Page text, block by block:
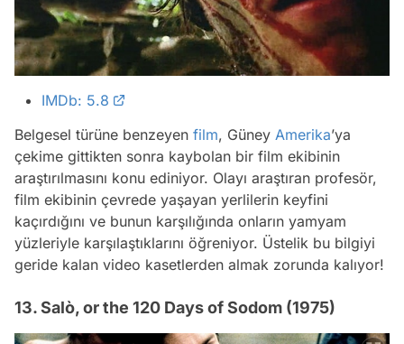
IMDb: 5.8
Belgesel türüne benzeyen film, Güney Amerika’ya
çekime gittikten sonra kaybolan bir film ekibinin
araştırılmasını konu ediniyor. Olayı araştıran profesör,
film ekibinin çevrede yaşayan yerlilerin keyfini
kaçırdığını ve bunun karşılığında onların yamyam
yüzleriyle karşılaştıklarını öğreniyor. Üstelik bu bilgiyi
geride kalan video kasetlerden almak zorunda kalıyor!
13. Salò, or the 120 Days of Sodom (1975)